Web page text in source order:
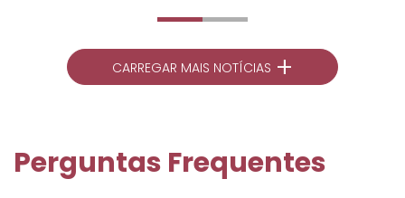
CARREGAR MAIS NOTÍCIAS +
Perguntas Frequentes